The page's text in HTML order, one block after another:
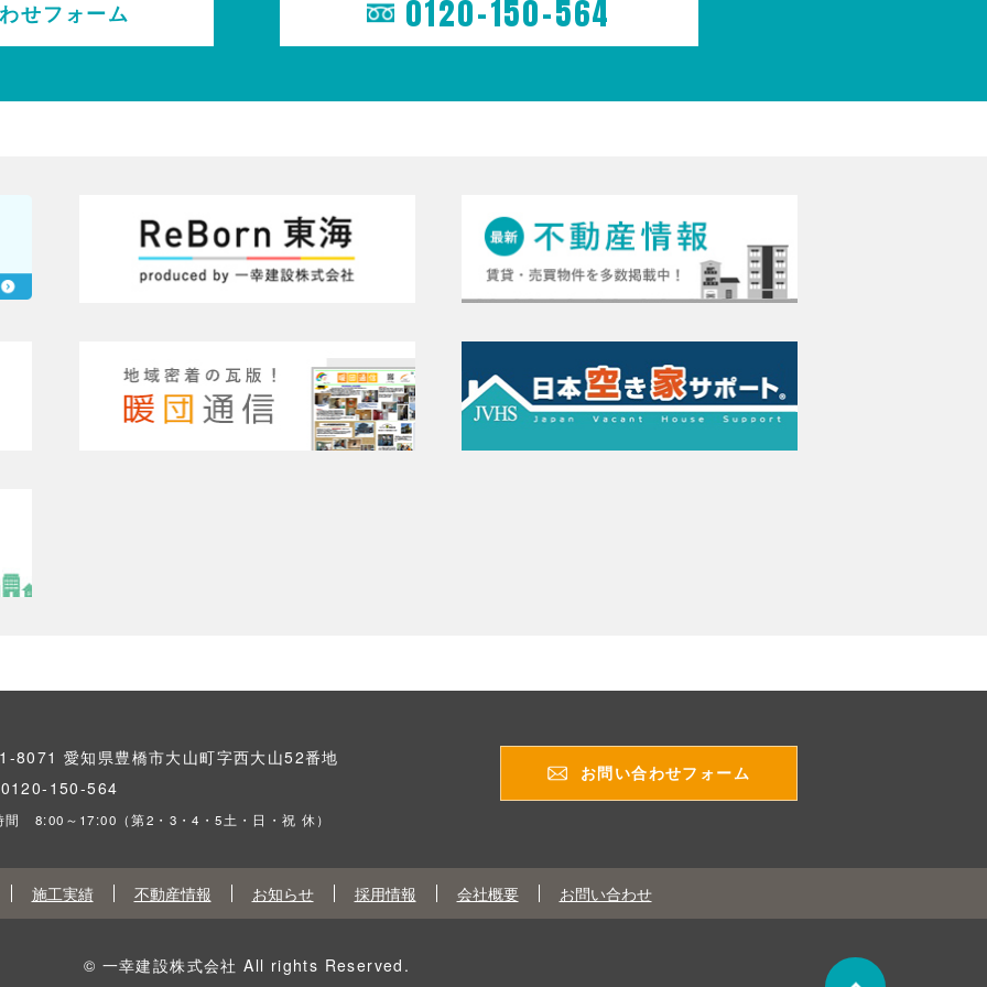
せフォーム 0120-150-564
8071 愛知県豊橋市大山町字西大山52番地
0120-150-564
間 8:00～17:00（第2・3・4・5土・日・祝 休）
お問い合わせフォーム
施工実績 不動産情報 お知らせ 採用情報 会社概要 お問い合わせ
© 一幸建設株式会社 All rights Reserved.